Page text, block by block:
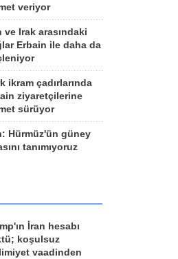
veriyor
ve Irak arasındaki
Erbain ile daha da
ikram çadırlarında
ziyaretçilerine
sürüyor
Hürmüz'ün güney
tanımıyoruz
İran hesabı
koşulsuz
vaadinden